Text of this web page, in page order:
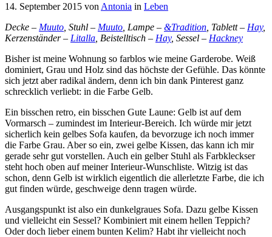
14. September 2015 von Antonia in Leben
Decke – Muuto , Stuhl – Muuto , Lampe – &Tradition , Tablett – Hay,
Kerzenständer – Litalla , Beistelltisch – Hay, Sessel – Hackney
Bisher ist meine Wohnung so farblos wie meine Garderobe. Weiß
dominiert, Grau und Holz sind das höchste der Gefühle. Das könnte
sich jetzt aber radikal ändern, denn ich bin dank Pinterest ganz
schrecklich verliebt: in die Farbe Gelb.
Ein bisschen retro, ein bisschen Gute Laune: Gelb ist auf dem
Vormarsch – zumindest im Interieur-Bereich. Ich würde mir jetzt
sicherlich kein gelbes Sofa kaufen, da bevorzuge ich noch immer
die Farbe Grau. Aber so ein, zwei gelbe Kissen, das kann ich mir
gerade sehr gut vorstellen. Auch ein gelber Stuhl als Farbkleckser
steht hoch oben auf meiner Interieur-Wunschliste. Witzig ist das
schon, denn Gelb ist wirklich eigentlich die allerletzte Farbe, die ich
gut finden würde, geschweige denn tragen würde.
Ausgangspunkt ist also ein dunkelgraues Sofa. Dazu gelbe Kissen
und vielleicht ein Sessel? Kombiniert mit einem hellen Teppich?
Oder doch lieber einem bunten Kelim? Habt ihr vielleicht noch